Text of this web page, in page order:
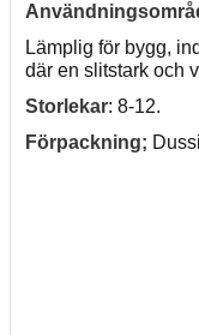
Lämplig för bygg,
där en slitstark och
Storlekar: 8-12.
Förpackning;